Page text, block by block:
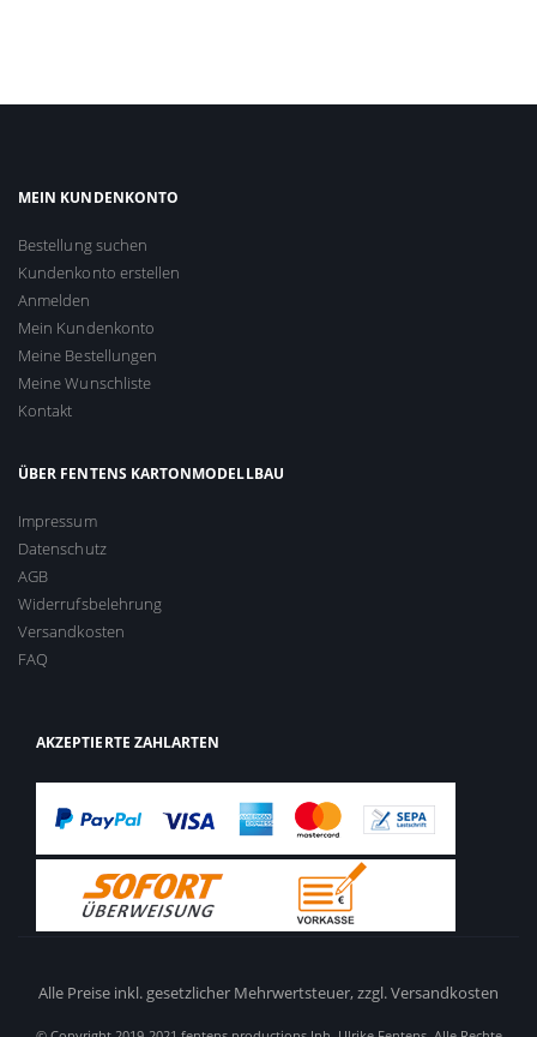
MEIN KUNDENKONTO
Bestellung suchen
Kundenkonto erstellen
Anmelden
Mein Kundenkonto
Meine Bestellungen
Meine Wunschliste
Kontakt
ÜBER FENTENS KARTONMODELLBAU
Impressum
Datenschutz
AGB
Widerrufsbelehrung
Versandkosten
FAQ
AKZEPTIERTE ZAHLARTEN
Alle Preise inkl. gesetzlicher Mehrwertsteuer,zzgl. Versandkosten